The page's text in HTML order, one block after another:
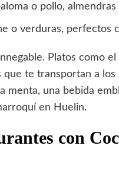
o pollo, almendras
o verduras, perfectos
Platos como el
te transportan a
menta, una bebida
en Huelin.
con